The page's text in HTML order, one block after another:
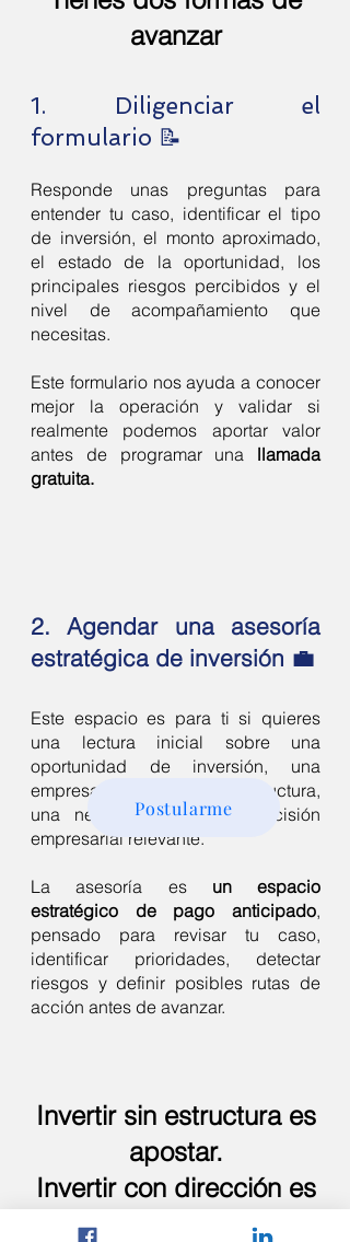
avanzar
1. Diligenciar el
formulario 📝
Responde unas preguntas para
entender tu caso, identificar el tipo
de inversión, el monto aproximado,
el estado de la oportunidad, los
principales riesgos percibidos y el
nivel de acompañamiento que
necesitas.
Este formulario nos ayuda a conocer
mejor la operación y validar si
realmente podemos aportar valor
antes de programar una llamada
gratuita.
2. Agendar una asesoría
estratégica de inversión 💼
Este espacio es para ti si quieres
una lectura inicial sobre una
oportunidad de inversión, una
empresa, un socio, una estructura,
una negociación o una decisión
empresarial relevante.
La asesoría es un espacio
estratégico de pago anticipado,
pensado para revisar tu caso,
identificar prioridades, detectar
riesgos y definir posibles rutas de
acción antes de avanzar.
Invertir sin estructura es
apostar.
Invertir con dirección es
Postularme